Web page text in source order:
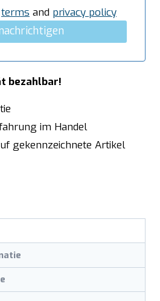
terms and privacy policy
bezahlbar!
im Handel
gekennzeichnete Artikel